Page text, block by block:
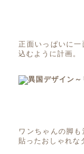
正面いっぱいに
込むように計画。
ワンちゃんの脚
貼ったおしゃれな